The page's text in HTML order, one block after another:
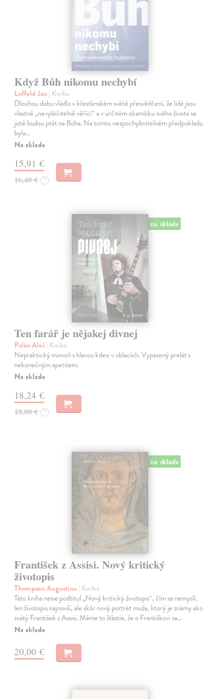
Když Bůh nikomu nechybí
Loffeld Jan | Kniha
Dlouhou dobu vládlo v křesťanském světě přesvědčení, že lidé jsou
vlastně „nevyléčitelně věřící“ a v určitém okamžiku svého života se
jistě budou ptát na Boha. Na tomto nezpochybnitelném předpokladu
byla…
Na sklade
15,91 €
16,40 € ?
na sklade
Ten farář je nějakej divnej
Palán Aleš| Kniha
Nepraktický mimoň s hlavou kdesi v oblacích. Vypasený prelát s
nekonečným apetitem.
Na sklade
18,24 €
18,80 € ?
na sklade
František z Assisi. Nový kritický
životopis
Thompson Augustine | Kniha
Táto kniha nesie podtitul „Nový kritický životopis“, čím sa nemyslí,
len životopis najnovší, ale skôr nový portrét muža, ktorý je známy ako
svätý František z Assisi. Máme to šťastie, že o Františkovi sa…
Na sklade
20,00 €